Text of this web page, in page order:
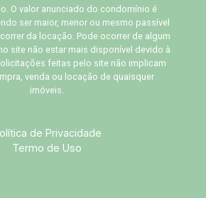
O valor anunciado do condomínio é
ser maior, menor ou mesmo passível
da locação. Pode ocorrer de algum
site não estar mais disponível devido à
feitas pelo site não implicam
venda ou locação de quaisquer
imóveis.
de Privacidade
Termo de Uso